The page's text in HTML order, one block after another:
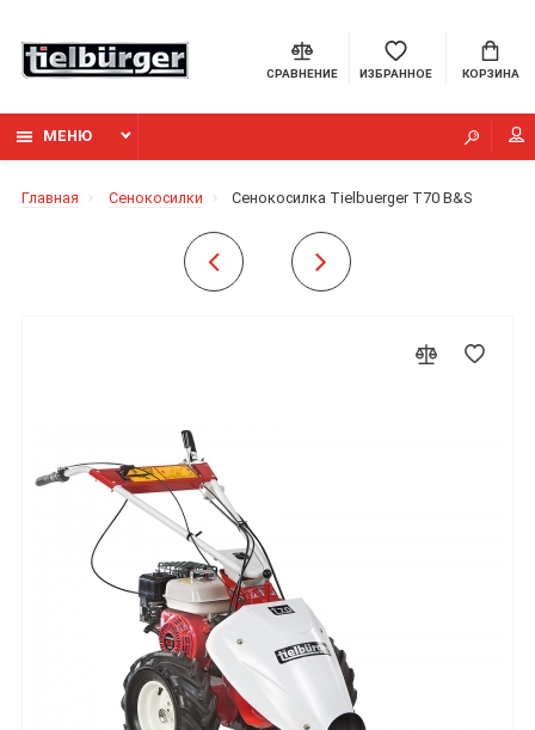
СРАВНЕНИЕ ИЗБРАННОЕ КОРЗИНА
МЕНЮ
Главная Сенокосилки Сенокосилка Tielbuerger T70 B&S